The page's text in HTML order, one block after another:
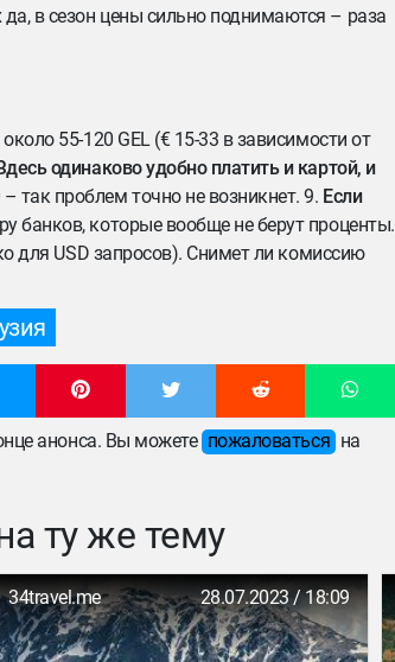
в сезон цены сильно поднимаются – раза
55-120 GEL (€ 15-33 в зависимости от
одинаково удобно платить и картой, и
так проблем точно не возникнет. 9. Если
банков, которые вообще не берут проценты.
для USD запросов). Снимет ли комиссию
анонса. Вы можете пожаловаться на
ту же тему
34travel.me 28.07.2023 / 18:09